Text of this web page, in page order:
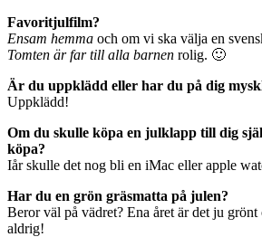
Favoritjulfilm?
Ensam hemma och om vi ska välja en
Tomten är far till alla barnen rolig. 🙂
Är du uppklädd eller har du på dig
Uppklädd!
Om du skulle köpa en julklapp till dig
köpa?
Iår skulle det nog bli en iMac eller apple
Har du en grön gräsmatta på julen?
Beror väl på vädret? Ena året är det ju
aldrig!